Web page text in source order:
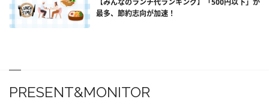
【みんなのランチ代ランキング】「500円以下」が
最多、節約志向が加速！
PRESENT&MONITOR